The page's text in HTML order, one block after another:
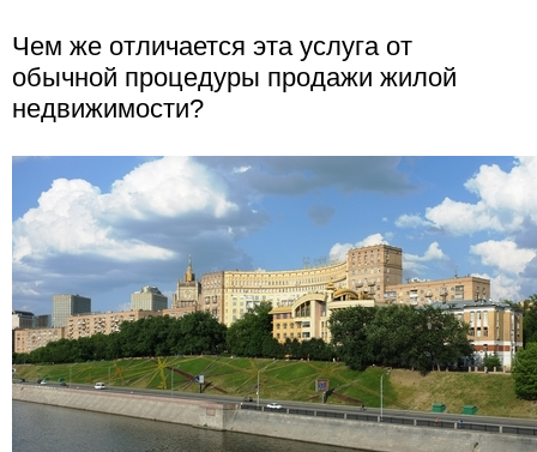
Чем же отличается эта услуга от
обычной процедуры продажи жилой
недвижимости?